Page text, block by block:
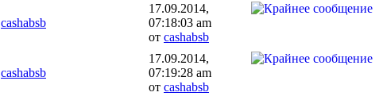
cashabsb
17.09.2014,
07:18:03 am
от cashabsb
cashabsb
17.09.2014,
07:19:28 am
от cashabsb